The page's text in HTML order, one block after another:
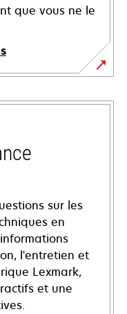
que vous ne le
sur les
en
l'entretien et
Lexmark,
et une